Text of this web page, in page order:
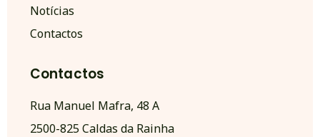
Notícias
Contactos
Contactos
Rua Manuel Mafra, 48 A
2500-825 Caldas da Rainha